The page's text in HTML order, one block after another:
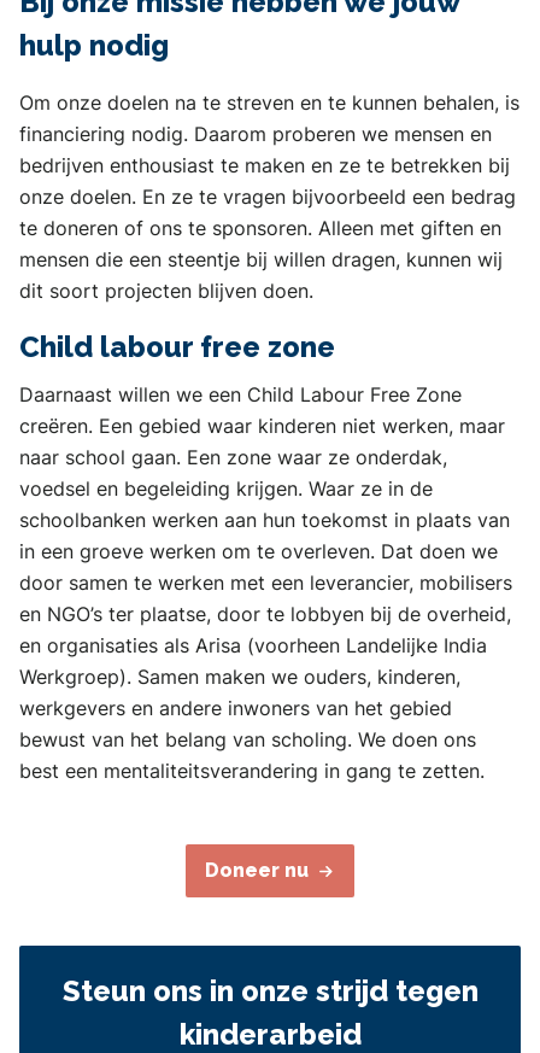
hulp nodig
Om onze doelen na te streven en te kunnen behalen, is
financiering nodig. Daarom proberen we mensen en
bedrijven enthousiast te maken en ze te betrekken bij
onze doelen. En ze te vragen bijvoorbeeld een bedrag
te doneren of ons te sponsoren. Alleen met giften en
mensen die een steentje bij willen dragen, kunnen wij
dit soort projecten blijven doen.
Child labour free zone
Daarnaast willen we een Child Labour Free Zone
creëren. Een gebied waar kinderen niet werken, maar
naar school gaan. Een zone waar ze onderdak,
voedsel en begeleiding krijgen. Waar ze in de
schoolbanken werken aan hun toekomst in plaats van
in een groeve werken om te overleven. Dat doen we
door samen te werken met een leverancier, mobilisers
en NGO’s ter plaatse, door te lobbyen bij de overheid,
en organisaties als Arisa (voorheen Landelijke India
Werkgroep). Samen maken we ouders, kinderen,
werkgevers en andere inwoners van het gebied
bewust van het belang van scholing. We doen ons
best een mentaliteitsverandering in gang te zetten.
Doneer nu
Steun ons in onze strijd tegen
kinderarbeid